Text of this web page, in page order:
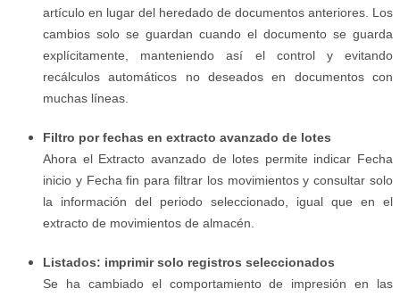
artículo en lugar del heredado de documentos anteriores. Los
cambios solo se guardan cuando el documento se guarda
explícitamente, manteniendo así el control y evitando
recálculos automáticos no deseados en documentos con
muchas líneas.
Filtro por fechas en extracto avanzado de lotes
Ahora el Extracto avanzado de lotes permite indicar Fecha
inicio y Fecha fin para filtrar los movimientos y consultar solo
la información del periodo seleccionado, igual que en el
extracto de movimientos de almacén.
Listados: imprimir solo registros seleccionados
Se ha cambiado el comportamiento de impresión en las